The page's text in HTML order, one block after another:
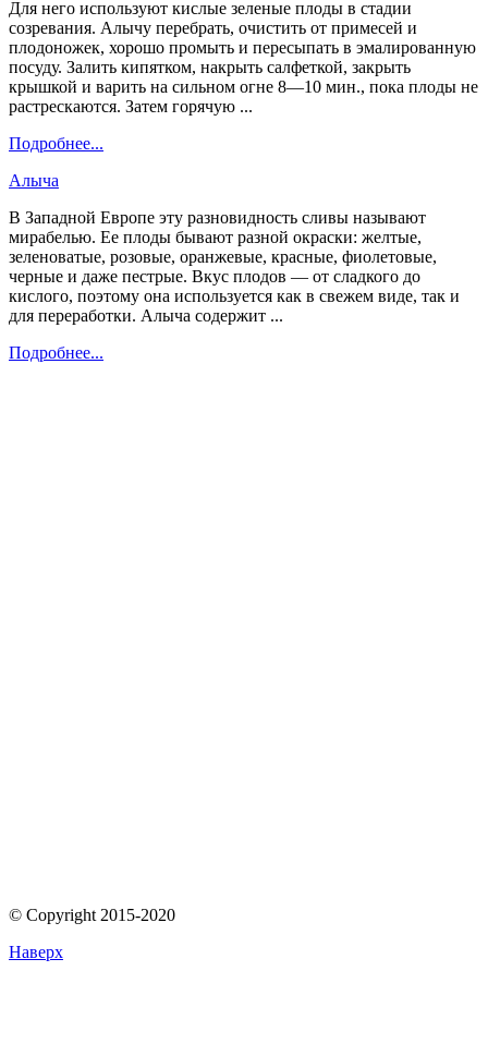
Для него используют кислые зеленые плоды в стадии
созревания. Алычу перебрать, очистить от примесей и
плодоножек, хорошо промыть и пересыпать в эмалированную
посуду. Залить кипятком, накрыть салфеткой, закрыть
крышкой и варить на сильном огне 8—10 мин., пока плоды не
растрескаются. Затем горячую ...
Подробнее...
Алыча
В Западной Европе эту разновидность сливы называют
мирабелью. Ее плоды бывают разной окраски: желтые,
зеленоватые, розовые, оранжевые, красные, фиолетовые,
черные и даже пестрые. Вкус плодов — от сладкого до
кислого, поэтому она используется как в свежем виде, так и
для переработки. Алыча содержит ...
Подробнее...
© Copyright 2015-2020
Наверх